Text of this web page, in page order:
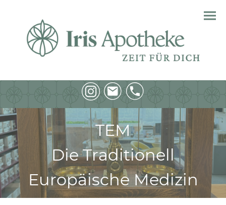
TEM
Die Traditionell
Europäische Medizin